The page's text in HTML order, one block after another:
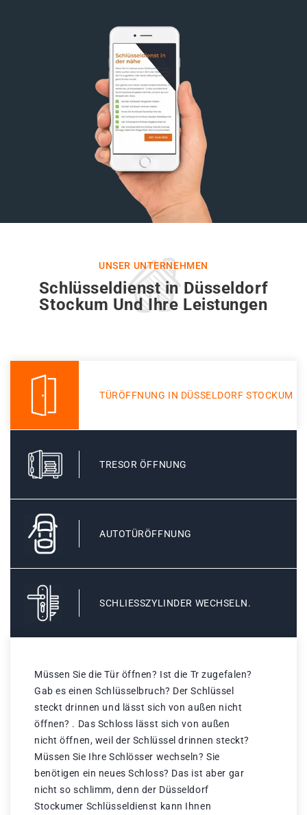
UNSER UNTERNEHMEN
Schlüsseldienst in Düsseldorf
Stockum Und Ihre Leistungen
TÜRÖFFNUNG IN DÜSSELDORF STOCKUM
TRESOR ÖFFNUNG
AUTOTÜRÖFFNUNG
SCHLIESSZYLINDER WECHSELN.
Müssen Sie die Tür öffnen? Ist die Tr zugefalen?
Gab es einen Schlüsselbruch? Der Schlüssel
steckt drinnen und lässt sich von außen nicht
öffnen? . Das Schloss lässt sich von außen
nicht öffnen, weil der Schlüssel drinnen steckt?
Müssen Sie Ihre Schlösser wechseln? Sie
benötigen ein neues Schloss? Das ist aber gar
nicht so schlimm, denn der Düsseldorf
Stockumer Schlüsseldienst kann Ihnen